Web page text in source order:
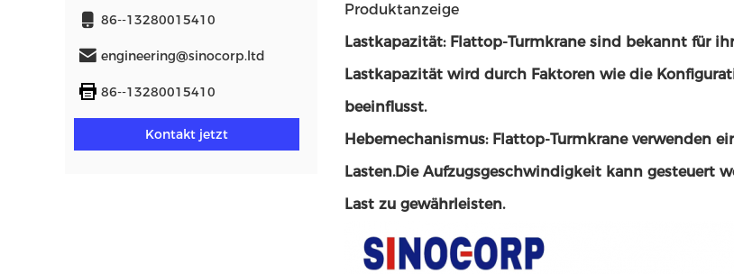
86--13280015410
engineering@sinocorp.ltd
86--13280015410
Kontakt jetzt
Produktanzeige
Lastkapazität: Flattop-Turmkrane sind bekannt für
Lastkapazität wird durch Faktoren wie die
beeinflusst.
Hebemechanismus: Flattop-Turmkrane verwenden
Lasten.Die Aufzugsgeschwindigkeit kann gesteuert
Last zu gewährleisten.